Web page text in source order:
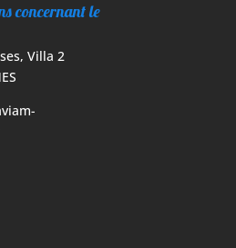
concernant le
Villa 2